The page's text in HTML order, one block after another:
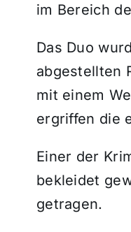
im Bereich
Das Duo
abgestellten
mit einem
ergriffen die
Einer der
bekleidet
getragen.